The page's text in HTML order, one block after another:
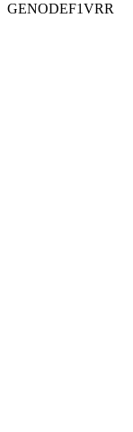
GENODEF1VRR